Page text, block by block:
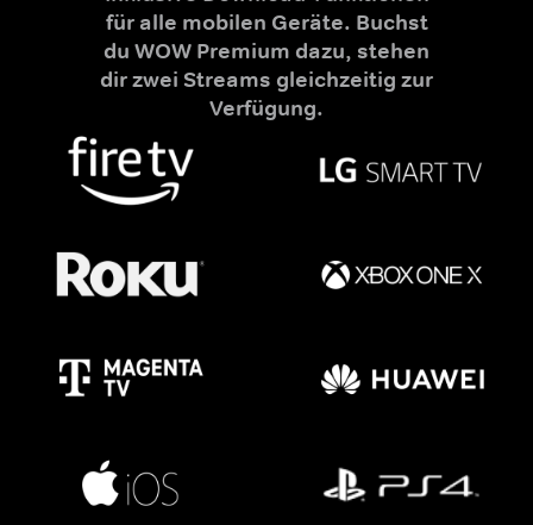
für alle mobilen Geräte. Buchst
du WOW Premium dazu, stehen
dir zwei Streams gleichzeitig zur
Verfügung.